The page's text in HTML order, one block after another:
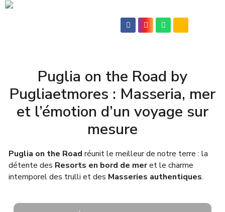
Puglia on the Road by
Pugliaetmores : Masseria, mer
et l’émotion d’un voyage sur
mesure
Puglia on the Road réunit le meilleur de notre terre : la
détente des Resorts en bord de meret le charme
intemporel des trulli et des Masseries authentiques.